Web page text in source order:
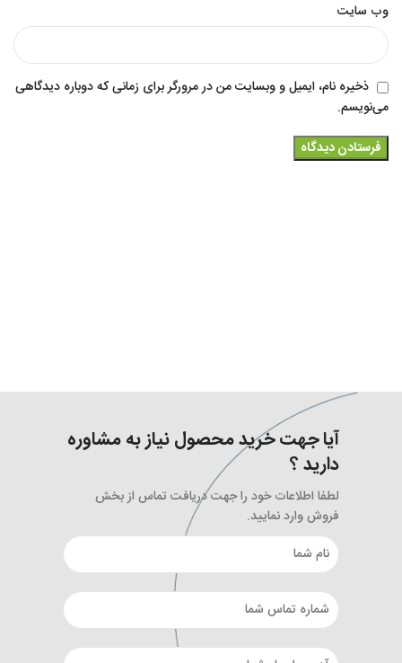
وب‌ سایت
ذخیره نام، ایمیل و وبسایت من در مرورگر برای زمانی که دوباره دیدگاهی
می‌نویسم.
آیا جهت خرید محصول نیاز به مشاوره
دارید ؟
لطفا اطلاعات خود را جهت دریافت تماس از بخش
فروش وارد نمایید.